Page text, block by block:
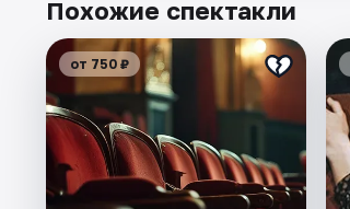
Похожие спектакли
от 750 ₽